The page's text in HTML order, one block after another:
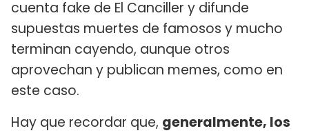
cuenta fake de El Canciller y difunde
supuestas muertes de famosos y mucho
terminan cayendo, aunque otros
aprovechan y publican memes, como en
este caso.
Hay que recordar que, generalmente, los